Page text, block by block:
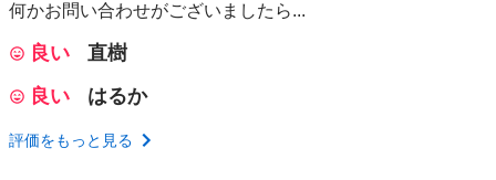
何かお問い合わせがございましたら...
良い
直樹
良い
はるか
評価をもっと見る